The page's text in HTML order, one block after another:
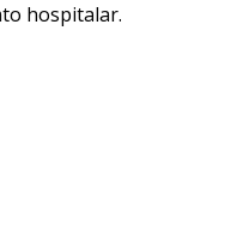
hospitalar.